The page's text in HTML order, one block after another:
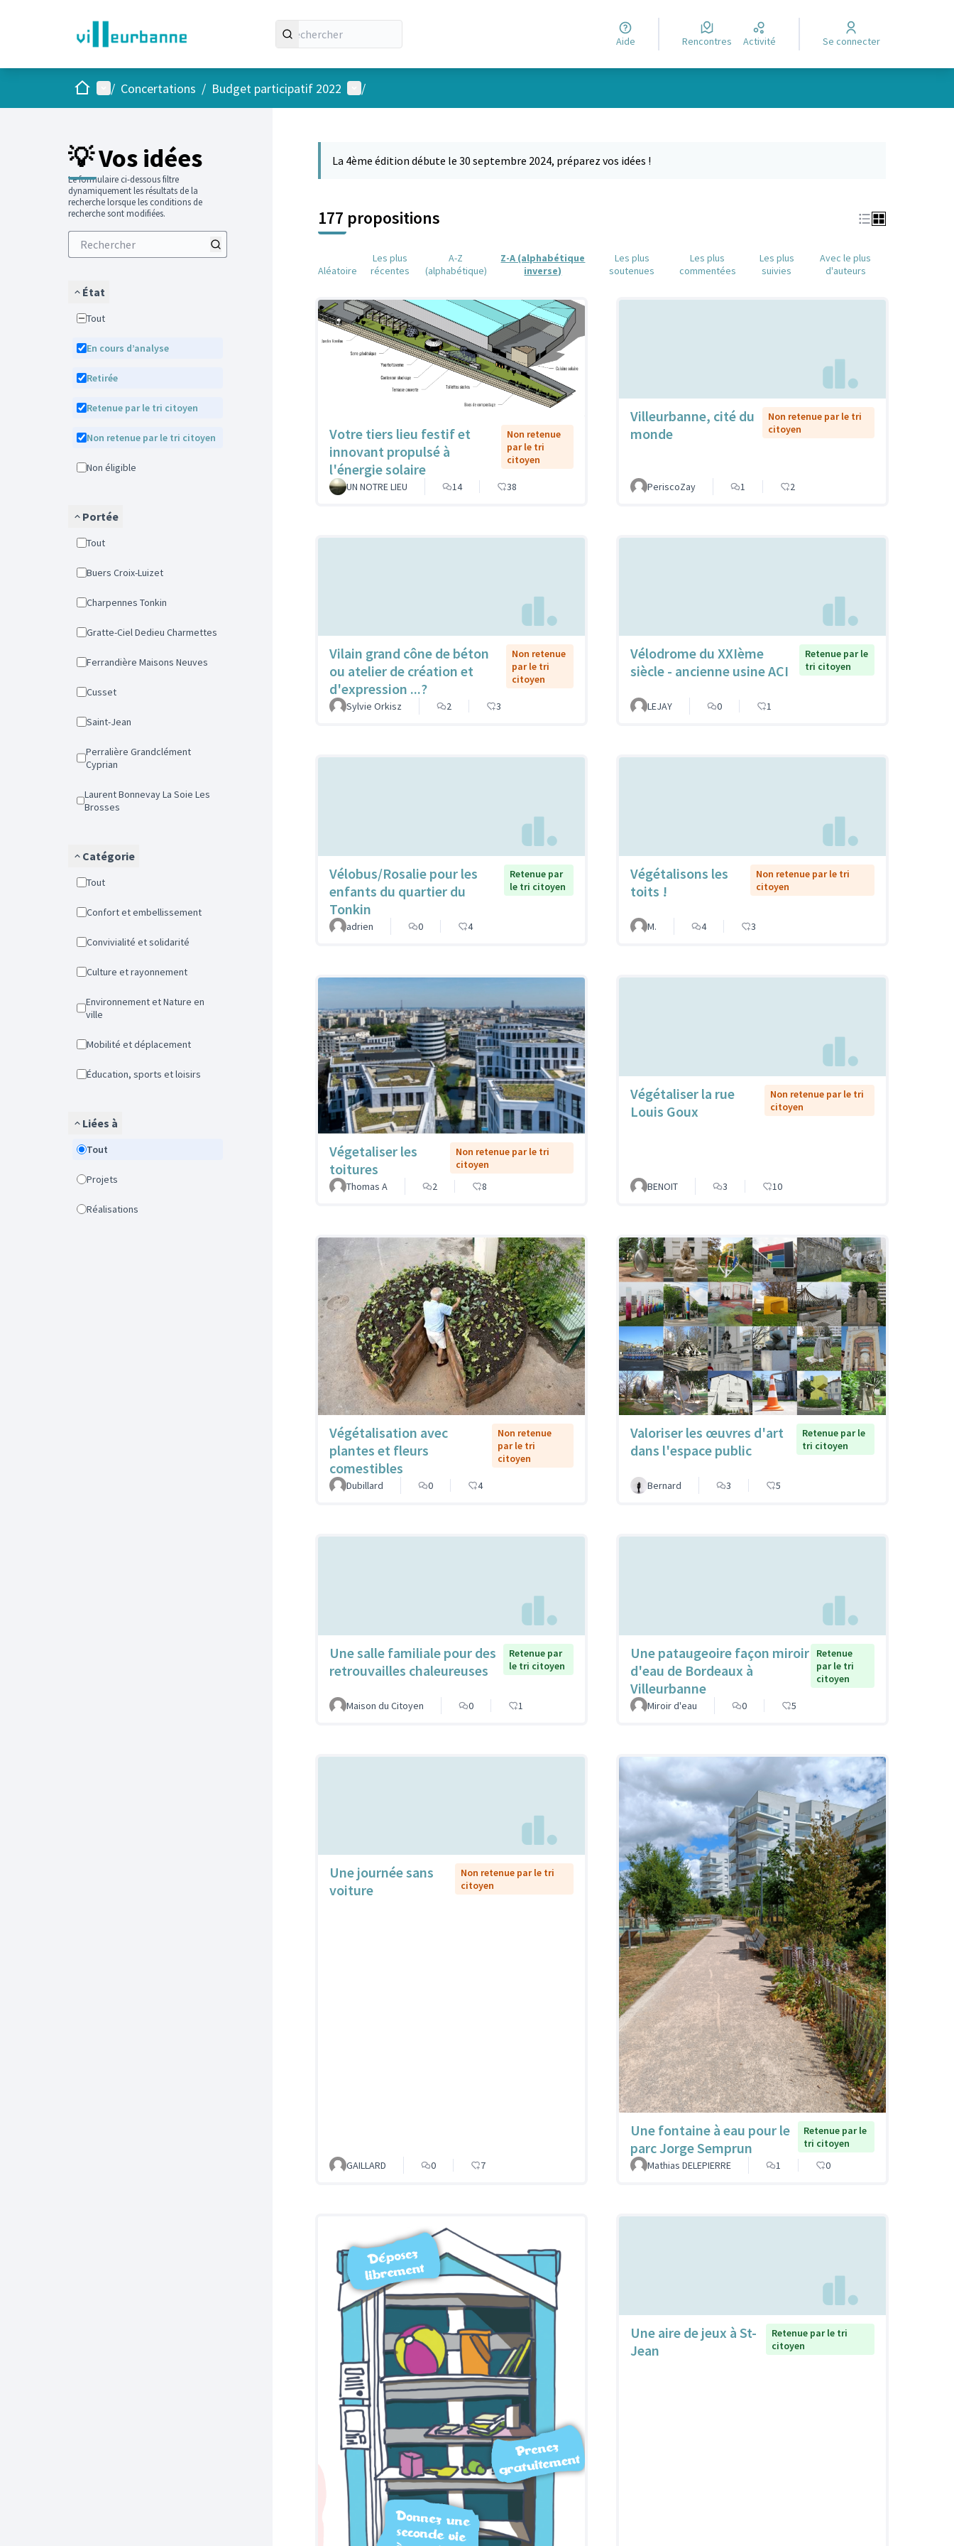
Aide Rencontres Activité Se connecter
AccueilMenu principal
/ Concertations / Budget participatif 2022 Menu utilisateur
/
💡 Vos idées
Le formulaire ci-dessous filtre
dynamiquement les résultats de la
recherche lorsque les conditions de
recherche sont modifiées.
État
Tout
En cours d’analyse
Retirée
Retenue par le tri citoyen
Non retenue par le tri citoyen
Non éligible
Portée
Tout
Buers Croix-Luizet
Charpennes Tonkin
Gratte-Ciel Dedieu Charmettes
Ferrandière Maisons Neuves
Cusset
Saint-Jean
Perralière Grandclément
Cyprian
Laurent Bonnevay La Soie Les
Brosses
Catégorie
Tout
Confort et embellissement
Convivialité et solidarité
Culture et rayonnement
Environnement et Nature en
ville
Mobilité et déplacement
Éducation, sports et loisirs
Liées à
Tout
Projets
Réalisations
La 4ème édition débute le 30 septembre 2024, préparez vos idées !
177 propositions
Aléatoire
Les plus
récentes
A-Z
(alphabétique)
Z-A (alphabétique
inverse)
Les plus
soutenues
Les plus
commentées
Les plus
suivies
Avec le plus
d'auteurs
Votre tiers lieu festif et
innovant propulsé à
l'énergie solaire
Non retenue
par le tri
citoyen
UN NOTRE LIEU 14 38
Villeurbanne, cité du
monde
Non retenue par le tri
citoyen
PeriscoZay 1 2
Vilain grand cône de béton
ou atelier de création et
d'expression ...?
Non retenue
par le tri
citoyen
Sylvie Orkisz 2 3
Vélodrome du XXIème
siècle - ancienne usine ACI
Retenue par le
tri citoyen
LEJAY 0 1
Vélobus/Rosalie pour les
enfants du quartier du
Tonkin
Retenue par
le tri citoyen
adrien 0 4
Végétalisons les
toits !
Non retenue par le tri
citoyen
M. 4 3
Végetaliser les
toitures
Non retenue par le tri
citoyen
Thomas A
2 8
Végétaliser la rue
Louis Goux
Non retenue par le tri
citoyen
BENOIT 3 10
Végétalisation avec
plantes et fleurs
comestibles
Non retenue
par le tri
citoyen
Dubillard 0 4
Valoriser les œuvres d'art
dans l'espace public
Retenue par le
tri citoyen
Bernard 3 5
Une salle familiale pour des
retrouvailles chaleureuses
Retenue par
le tri citoyen
Maison du Citoyen 0 1
Une pataugeoire façon miroir
d'eau de Bordeaux à
Villeurbanne
Retenue
par le tri
citoyen
Miroir d'eau 0 5
Une journée sans
voiture
Non retenue par le tri
citoyen
GAILLARD 0 7
Une fontaine à eau pour le
parc Jorge Semprun
Retenue par le
tri citoyen
Mathias DELEPIERRE
1 0
Une aire de jeux à St-
Jean
Retenue par le tri
citoyen